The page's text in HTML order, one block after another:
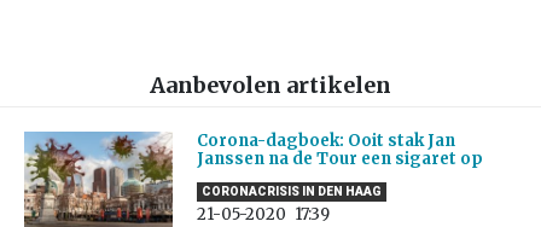
Aanbevolen artikelen
Corona-dagboek: Ooit stak Jan
Janssen na de Tour een sigaret op
CORONACRISIS IN DEN HAAG
21-05-2020 17:39